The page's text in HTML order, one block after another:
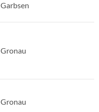
Garbsen
Gronau
Gronau